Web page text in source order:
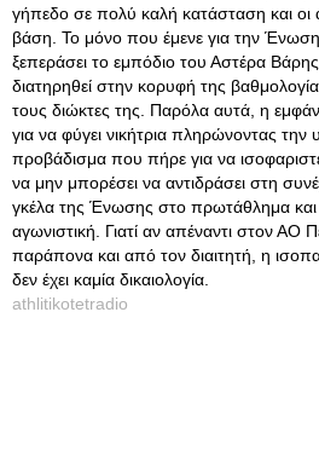
γήπεδο σε πολύ καλή κατάσταση και οι
βάση. Το μόνο που έμενε για την
ξεπεράσει το εμπόδιο του Αστέρα
διατηρηθεί στην κορυφή της
τους διώκτες της. Παρόλα αυτά, η
για να φύγει νικήτρια πληρώνοντας την
προβάδισμα που πήρε για να
να μην μπορέσει να αντιδράσει στη
γκέλα της Ένωσης στο πρωτάθλημα και
αγωνιστική. Γιατί αν απέναντι στον ΑΟ
παράπονα και από τον διαιτητή, η
δεν έχει καμία δικαιολογία.
athlitikotetradio